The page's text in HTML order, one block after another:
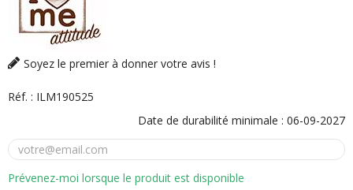
Soyez le premier à donner votre avis !
Réf. : ILM190525
Date de durabilité minimale : 06-09-2027
Prévenez-moi lorsque le produit est disponible